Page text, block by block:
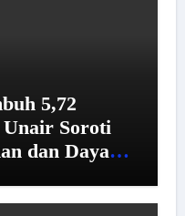
5,72
Unair Soroti
dan Daya